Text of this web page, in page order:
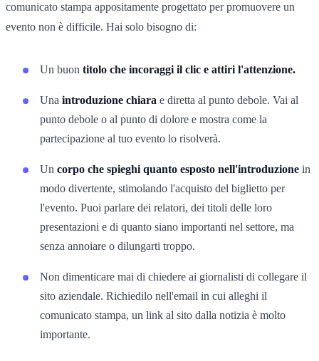
comunicato stampa appositamente progettato per promuovere un
evento non è difficile. Hai solo bisogno di:
Un buon titolo che incoraggi il clic e attiri l'attenzione.
Una introduzione chiara e diretta al punto debole. Vai al
punto debole o al punto di dolore e mostra come la
partecipazione al tuo evento lo risolverà.
Un corpo che spieghi quanto esposto nell'introduzione in
modo divertente, stimolando l'acquisto del biglietto per
l'evento. Puoi parlare dei relatori, dei titoli delle loro
presentazioni e di quanto siano importanti nel settore, ma
senza annoiare o dilungarti troppo.
Non dimenticare mai di chiedere ai giornalisti di collegare il
sito aziendale. Richiedilo nell'email in cui alleghi il
comunicato stampa, un link al sito dalla notizia è molto
importante.